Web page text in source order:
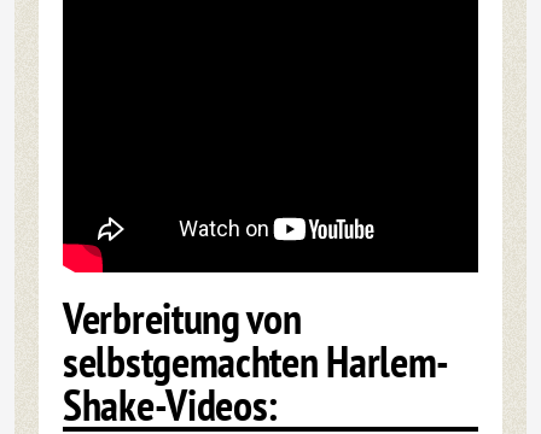
Verbreitung von
selbstgemachten Harlem-
Shake-Videos: